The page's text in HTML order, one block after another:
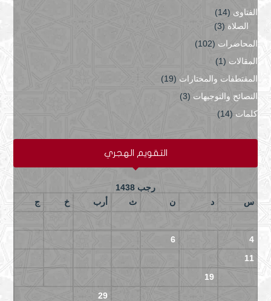
الفتاوى (14)
الصلاة (3)
المحاضرات (102)
المقالات (1)
المقتطفات والمختارات (19)
النصائح والتوجيهات (3)
كلمات (14)
التقويم الهجري
رجب 1438
س
د ن ث أرب خ ج
4
6
11
19
29